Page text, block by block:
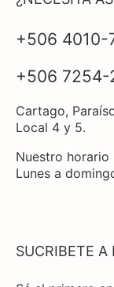
+506 4010-
+506 7254-
Cartago,
Local 4 y 5.
Nuestro horario
Lunes a
SUCRIBETE A